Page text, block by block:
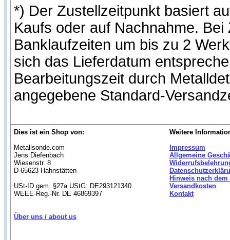
*) Der Zustellzeitpunkt basiert
Kaufs oder auf Nachnahme.
Banklaufzeiten um bis zu 2
sich das Lieferdatum
Bearbeitungszeit durch
angegebene Standard-
Dies ist ein Shop von:
Metallsonde.com
Jens Diefenbach
Wiesenstr. 8
D-65623 Hahnstätten
USt-ID gem. §27a UStG: DE293121340
WEEE-Reg.-Nr. DE 46869397
Über uns / about us
Weitere
Impressum
Allgemeine
Hinweis nach
Versandkosten
Kontakt